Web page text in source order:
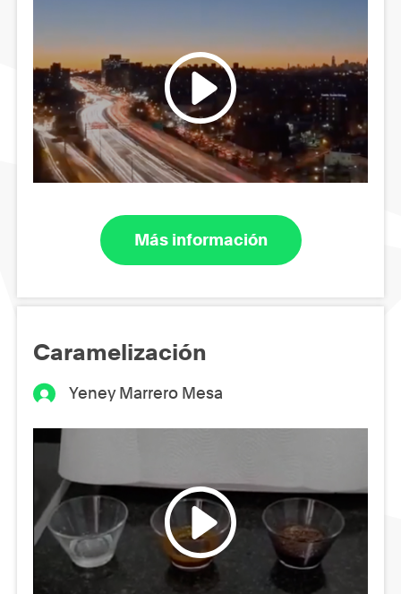
Más información
Caramelización
Yeney Marrero Mesa